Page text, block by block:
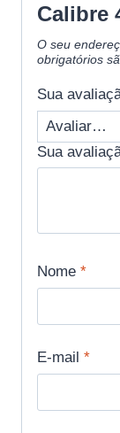
Calibre
O seu
obrigatórios
Sua
Sua
Nome *
E-mail *